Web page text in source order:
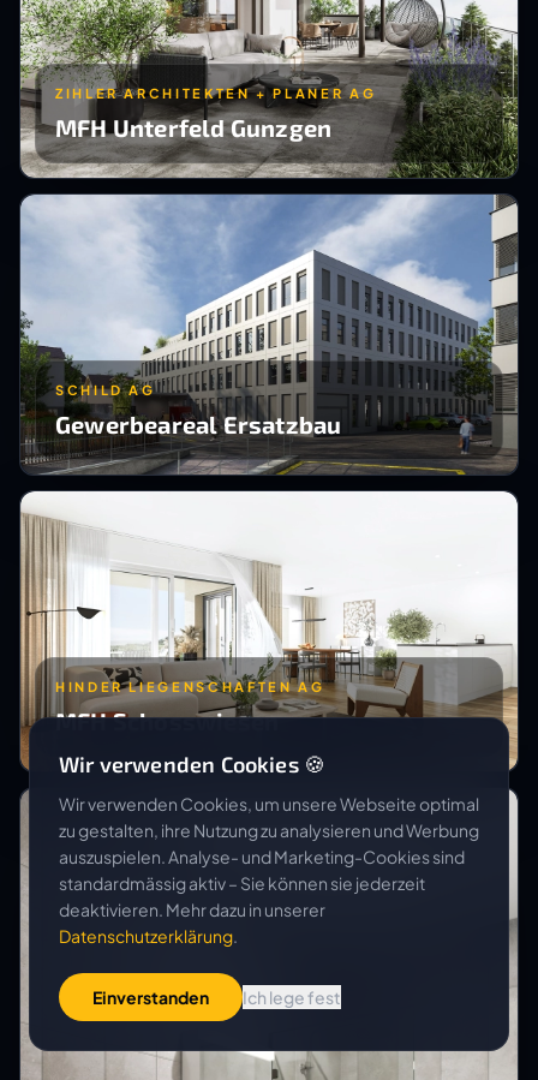
ZIHLER ARCHITEKTEN + PLANER AG
MFH Unterfeld Gunzgen
SCHILD AG
Gewerbeareal Ersatzbau
HINDER LIEGENSCHAFTEN AG
MFH Schosswiesen
Wir verwenden Cookies 🍪
Wir verwenden Cookies, um unsere Webseite optimal
zu gestalten, ihre Nutzung zu analysieren und Werbung
auszuspielen. Analyse- und Marketing-Cookies sind
standardmässig aktiv – Sie können sie jederzeit
deaktivieren. Mehr dazu in unserer
Datenschutzerklärung.
Einverstanden Ich lege fest